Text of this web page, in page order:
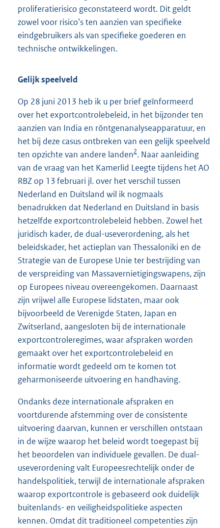
proliferatierisico geconstateerd wordt. Dit geldt
zowel voor risico’s ten aanzien van specifieke
eindgebruikers als van specifieke goederen en
technische ontwikkelingen.
Gelijk speelveld
Op 28 juni 2013 heb ik u per brief geïnformeerd
over het exportcontrolebeleid, in het bijzonder ten
aanzien van India en röntgenanalyseapparatuur, en
het bij deze casus ontbreken van een gelijk speelveld
ten opzichte van andere landen2. Naar aanleiding
van de vraag van het Kamerlid Leegte tijdens het AO
RBZ op 13 februari jl. over het verschil tussen
Nederland en Duitsland wil ik nogmaals
benadrukken dat Nederland en Duitsland in basis
hetzelfde exportcontrolebeleid hebben. Zowel het
juridisch kader, de dual-useverordening, als het
beleidskader, het actieplan van Thessaloniki en de
Strategie van de Europese Unie ter bestrijding van
de verspreiding van Massavernietigingswapens, zijn
op Europees niveau overeengekomen. Daarnaast
zijn vrijwel alle Europese lidstaten, maar ook
bijvoorbeeld de Verenigde Staten, Japan en
Zwitserland, aangesloten bij de internationale
exportcontroleregimes, waar afspraken worden
gemaakt over het exportcontrolebeleid en
informatie wordt gedeeld om te komen tot
geharmoniseerde uitvoering en handhaving.
Ondanks deze internationale afspraken en
voortdurende afstemming over de consistente
uitvoering daarvan, kunnen er verschillen ontstaan
in de wijze waarop het beleid wordt toegepast bij
het beoordelen van individuele gevallen. De dual-
useverordening valt Europeesrechtelijk onder de
handelspolitiek, terwijl de internationale afspraken
waarop exportcontrole is gebaseerd ook duidelijk
buitenlands- en veiligheidspolitieke aspecten
kennen. Omdat dit traditioneel competenties zijn